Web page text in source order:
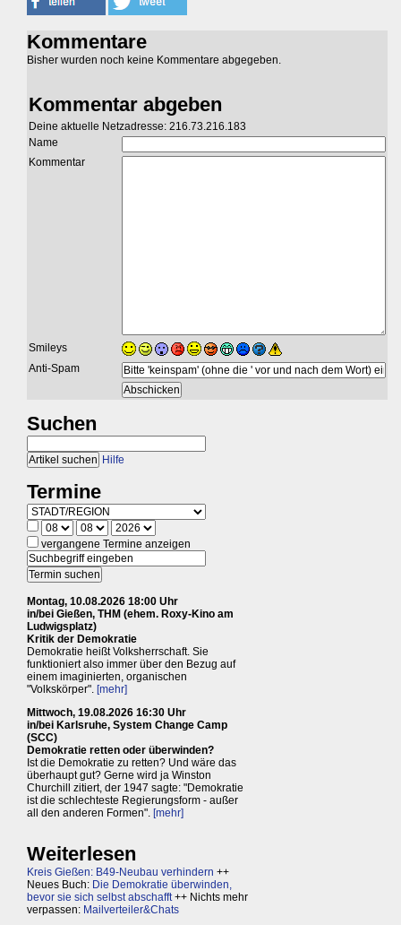
Kommentare
Bisher wurden noch keine Kommentare abgegeben.
Kommentar abgeben
Deine aktuelle Netzadresse: 216.73.216.183
Name
Kommentar
Smileys
Anti-Spam
Suchen
Hilfe
Termine
vergangene Termine anzeigen
Montag, 10.08.2026 18:00 Uhr
in/bei Gießen, THM (ehem. Roxy-Kino am
Ludwigsplatz)
Kritik der Demokratie
Demokratie heißt Volksherrschaft. Sie
funktioniert also immer über den Bezug auf
einem imaginierten, organischen
"Volkskörper". [mehr]
Mittwoch, 19.08.2026 16:30 Uhr
in/bei Karlsruhe, System Change Camp
(SCC)
Demokratie retten oder überwinden?
Ist die Demokratie zu retten? Und wäre das
überhaupt gut? Gerne wird ja Winston
Churchill zitiert, der 1947 sagte: "Demokratie
ist die schlechteste Regierungsform - außer
all den anderen Formen". [mehr]
Weiterlesen
Kreis Gießen: B49-Neubau verhindern ++
Neues Buch: Die Demokratie überwinden,
bevor sie sich selbst abschafft++ Nichts mehr
verpassen: Mailverteiler&Chats